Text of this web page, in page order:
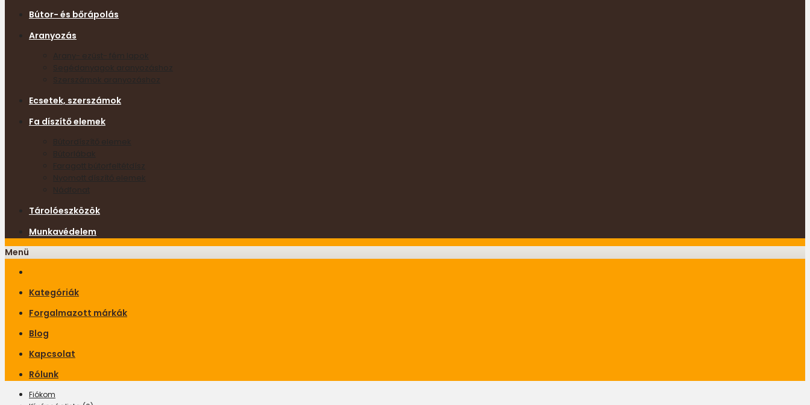
Bútor- és bőrápolás
Aranyozás
Arany- ezüst- fém lapok
Segédanyagok aranyozáshoz
Szerszámok aranyozáshoz
Ecsetek, szerszámok
Fa díszítő elemek
Bútordíszítő elemek
Bútorlábak
Faragott bútorfeltétdísz
Nyomott díszítő elemek
Tárolóeszközök
Munkavédelem
Menü
Kategóriák
Forgalmazott márkák
Blog
Kapcsolat
Rólunk
Fiókom